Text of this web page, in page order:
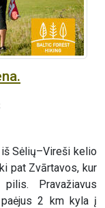
Sėlių–Vireši kelio
pat Zvārtavos, kur
Pravažiavus
2 km kyla į